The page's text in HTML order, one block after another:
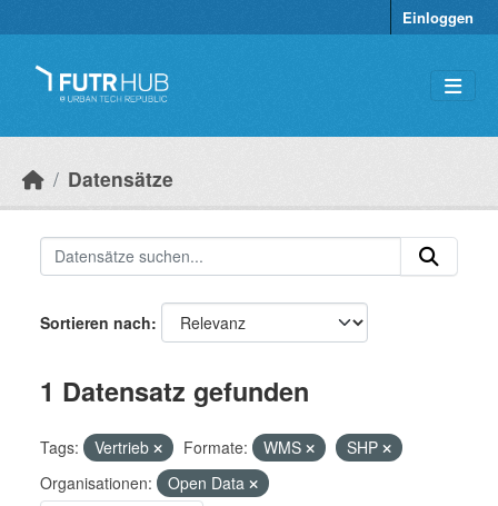
Einloggen
Datensätze
Sortieren nach
1 Datensatz gefunden
Tags: Vertrieb Formate: WMS
SHP
Organisationen:
Open Data